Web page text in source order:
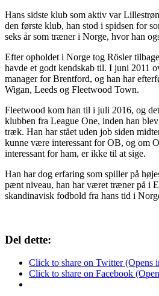
Hans sidste klub som aktiv var
den første klub, han stod i spidsen for
seks år som træner i Norge, hvor han
Efter opholdet i Norge tog Rösler
havde et godt kendskab til. I juni 2011
manager for Brentford, og han har
Wigan, Leeds og Fleetwood Town.
Fleetwood kom han til i juli 2016, og
klubben fra League One, inden han
træk. Han har stået uden job siden
kunne være interessant for OB, og om
interessant for ham, er ikke til at sige.
Han har dog erfaring som spiller på
pænt niveau, han har været træner på i
skandinavisk fodbold fra hans tid i
Del dette:
Click to share on Twitter (Opens
Click to share on Facebook